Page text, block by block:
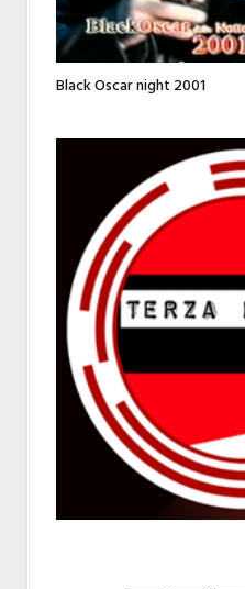
Black Oscar night 2001